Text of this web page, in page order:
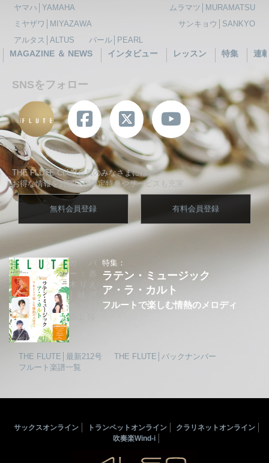
ヤマハ│YAMAHA
ムラマツ│MURAMATSU
ミヤザワ│MIYAZAWA
サンキョウ│SANKYO
アルタス│ALTUS
パール│PEARL
MAGAZINE ＆ NEWS インタビュー レッスン 特集 連
SNSをフォロー
THE FLUTE CLUB会員のみなさまには、
お得な情報をお届け、限定特典やサービスも充実
無料会員登録 有料会員登録
特集：
ラテン・ミュージック
ア・ラ・カルト
フルートで楽しむ情熱のメロディ
カバ
ー：赤
木りえ
THE FLUTE│最新212号
THE FLUTE│バックナンバー
フルート楽譜一覧
サックスオンライン トランペットオンライン
クラリネットオンライン
吹奏楽Wind-i